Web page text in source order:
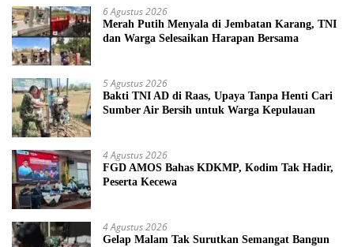
6 Agustus 2026
Merah Putih Menyala di Jembatan Karang, TNI
dan Warga Selesaikan Harapan Bersama
5 Agustus 2026
Bakti TNI AD di Raas, Upaya Tanpa Henti Cari
Sumber Air Bersih untuk Warga Kepulauan
4 Agustus 2026
FGD AMOS Bahas KDKMP, Kodim Tak Hadir,
Peserta Kecewa
4 Agustus 2026
Gelap Malam Tak Surutkan Semangat Bangun